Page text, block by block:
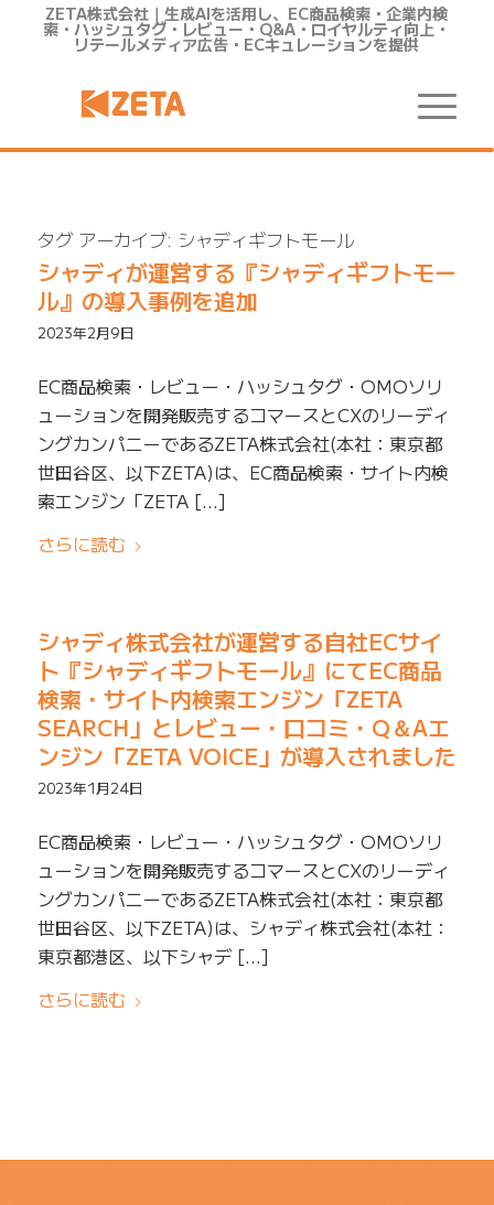
ZETA株式会社｜生成AIを活用し、EC商品検索・企業内検
索・ハッシュタグ・レビュー・Q&A・ロイヤルティ向上・
リテールメディア広告・ECキュレーションを提供
タグ アーカイブ: シャディギフトモール
シャディが運営する『シャディギフトモー
ル』の導入事例を追加
2023年2月9日
EC商品検索・レビュー・ハッシュタグ・OMOソリ
ューションを開発販売するコマースとCXのリーディ
ングカンパニーであるZETA株式会社(本社：東京都
世田谷区、以下ZETA)は、EC商品検索・サイト内検
索エンジン「ZETA […]
さらに読む
シャディ株式会社が運営する自社ECサイ
ト『シャディギフトモール』にてEC商品
検索・サイト内検索エンジン「ZETA
SEARCH」とレビュー・口コミ・Q＆Aエ
ンジン「ZETA VOICE」が導入されました
2023年1月24日
EC商品検索・レビュー・ハッシュタグ・OMOソリ
ューションを開発販売するコマースとCXのリーディ
ングカンパニーであるZETA株式会社(本社：東京都
世田谷区、以下ZETA)は、シャディ株式会社(本社：
東京都港区、以下シャデ […]
さらに読む